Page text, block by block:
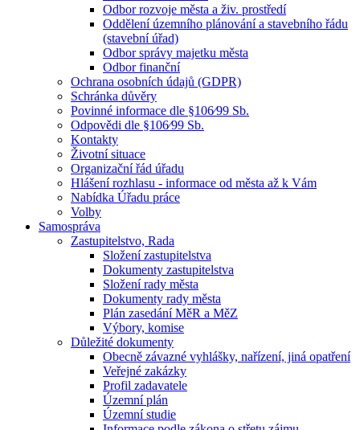
Odbor rozvoje města a živ. prostředí
Oddělení územního plánování a stavebního řádu
(stavební úřad)
Odbor správy majetku města
Odbor finanční
Ochrana osobních údajů (GDPR)
Schránka důvěry
Povinné informace dle §106⁄99 Sb.
Odpovědi dle §106⁄99 Sb.
Kontakty
Životní situace
Organizační řád úřadu
Hlášení rozhlasu - informace od města až k Vám
Nabídka Úřadu práce
Volby
Samospráva
Zastupitelstvo, Rada
Složení zastupitelstva
Dokumenty zastupitelstva
Složení rady města
Dokumenty rady města
Plán zasedání MěR a MěZ
Výbory, komise
Důležité dokumenty
Obecně závazné vyhlášky, nařízení, jiná opatření
Veřejné zakázky
Profil zadavatele
Územní plán
Územní studie